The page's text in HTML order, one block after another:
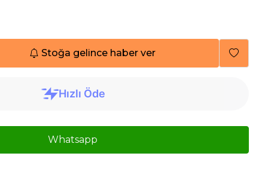
Stoğa gelince haber ver
Whatsapp